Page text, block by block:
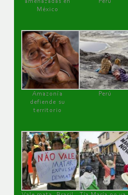
amenazadas en
México
Perú
Amazonía
defiende su
territorio
Perú